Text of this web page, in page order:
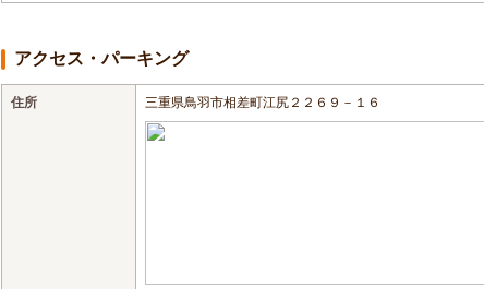
アクセス・パーキング
住所 三重県鳥羽市相差町江尻２２６９－１６